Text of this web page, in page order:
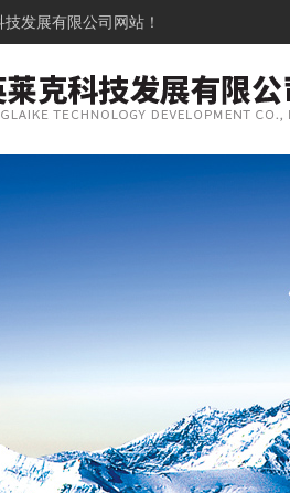
发展有限公司网站！